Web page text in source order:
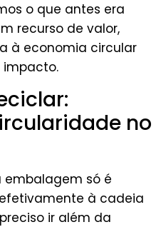
o que antes era
recurso de valor,
à economia circular
no
só é
à cadeia
ir além da